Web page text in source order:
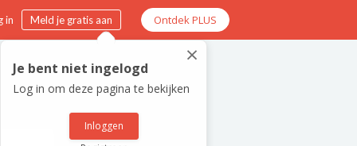
in Meld je gratis aan Ontdek PLUS
×
Je bent niet ingelogd
Log in om deze pagina te bekijken
Inloggen